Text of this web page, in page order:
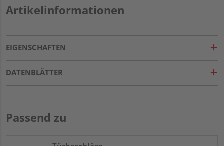
Artikelinformationen
EIGENSCHAFTEN
DATENBLÄTTER
Passend zu